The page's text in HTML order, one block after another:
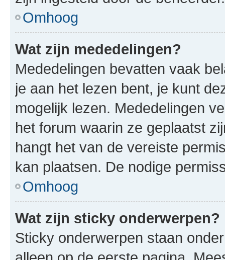
Omhoog
Wat zijn mededelingen?
Mededelingen bevatten vaak
je aan het lezen bent, je kunt
mogelijk lezen. Mededelingen
het forum waarin ze geplaatst
hangt het van de vereiste
kan plaatsen. De nodige
Omhoog
Wat zijn sticky onderwerpen?
Sticky onderwerpen staan